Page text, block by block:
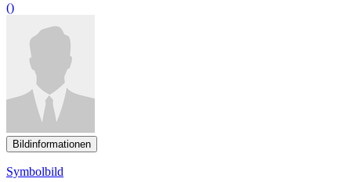
()
Bildinformationen
Symbolbild